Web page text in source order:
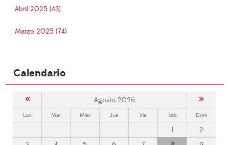
Abril 2025 (43)
Marzo 2025 (74)
Calendario
« Agosto 2026 »
Lun Mar Mier Jue Vie Sáb Dom
1
2